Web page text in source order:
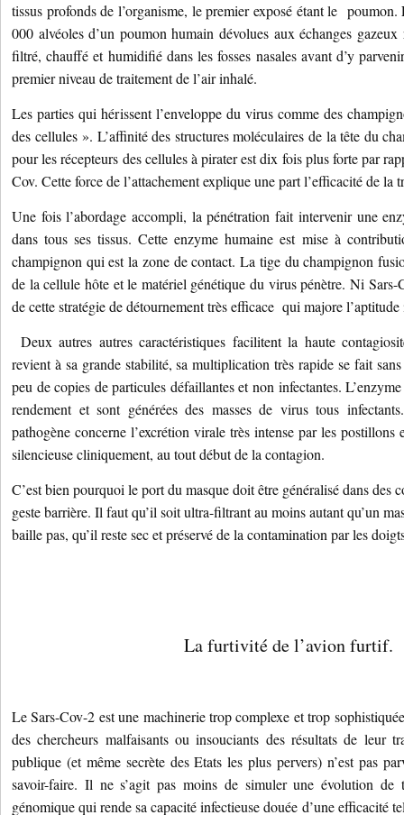
tissus profonds de l’organisme, le premier exposé étant le
000 alvéoles d’un poumon humain dévolues aux échanges gazeux
filtré, chauffé et humidifié dans les fosses nasales avant d’y
premier niveau de traitement de l’air inhalé.
Les parties qui hérissent l’enveloppe du virus comme des
des cellules ». L’affinité des structures moléculaires de la tête du
pour les récepteurs des cellules à pirater est dix fois plus forte par
Cov. Cette force de l’attachement explique une part l’efficacité de la
Une fois l’abordage accompli, la pénétration fait intervenir une
dans tous ses tissus. Cette enzyme humaine est mise à
champignon qui est la zone de contact. La tige du champignon
de la cellule hôte et le matériel génétique du virus pénètre. Ni
de cette stratégie de détournement très efficace qui majore
Deux autres autres caractéristiques facilitent la haute
revient à sa grande stabilité, sa multiplication très rapide se fait
peu de copies de particules défaillantes et non infectantes.
rendement et sont générées des masses de virus tous infectants.
pathogène concerne l’excrétion virale très intense par les postillons
silencieuse cliniquement, au tout début de la contagion.
C’est bien pourquoi le port du masque doit être généralisé dans des
geste barrière. Il faut qu’il soit ultra-filtrant au moins autant qu’un
baille pas, qu’il reste sec et préservé de la contamination par les
La furtivité de l’avion furtif.
Le Sars-Cov-2 est une machinerie trop complexe et trop
des chercheurs malfaisants ou insouciants des résultats de leur
publique (et même secrète des Etats les plus pervers) n’est pas
savoir-faire. Il ne s’agit pas moins de simuler une évolution de
génomique qui rende sa capacité infectieuse douée d’une efficacité